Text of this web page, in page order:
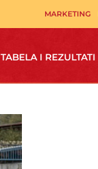
MARKETING
TABELA I REZULTATI